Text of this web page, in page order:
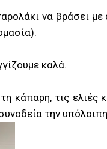
να βράσει
καλά.
κάπαρη, τις ελιές
την